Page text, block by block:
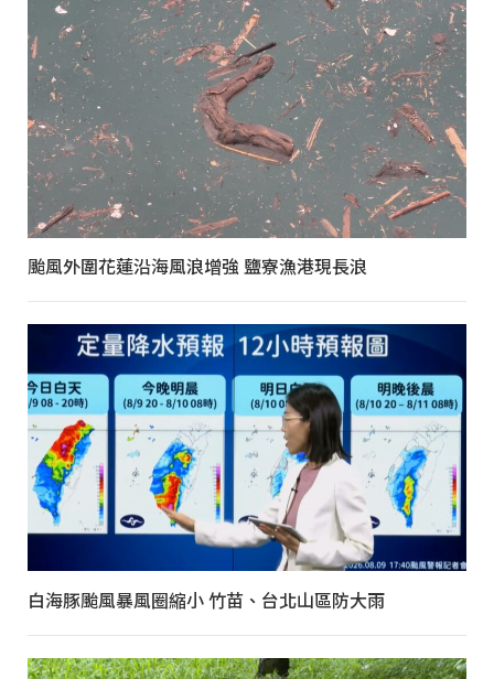
颱風外圍花蓮沿海風浪增強 鹽寮漁港現長浪
白海豚颱風暴風圈縮小 竹苗、台北山區防大雨